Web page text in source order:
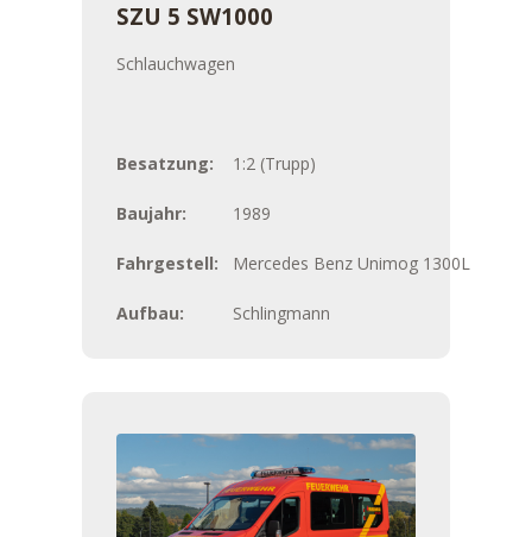
SZU 5 SW1000
Schlauchwagen
Besatzung: 1:2 (Trupp)
Baujahr: 1989
Fahrgestell: Mercedes Benz Unimog 1300L
Aufbau: Schlingmann